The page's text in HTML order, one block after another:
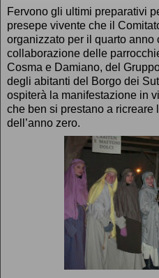
Fervono gli ultimi preparativi
presepe vivente che il
organizzato per il quarto anno
collaborazione delle
Cosma e Damiano, del
degli abitanti del Borgo dei
ospiterà la manifestazione in
che ben si prestano a ricreare
dell’anno zero.